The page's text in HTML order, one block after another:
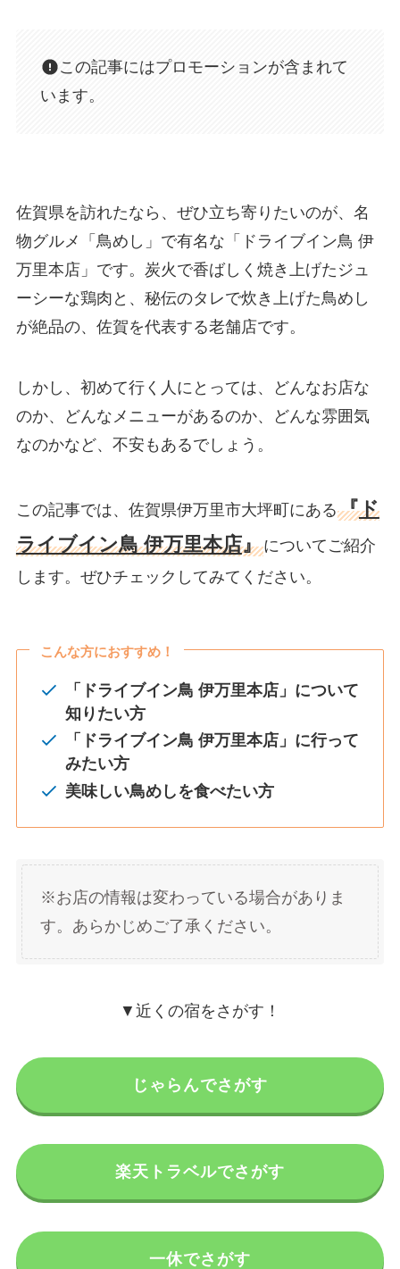
この記事にはプロモーションが含まれて
います。
佐賀県を訪れたなら、ぜひ立ち寄りたいのが、名
物グルメ「鳥めし」で有名な「ドライブイン鳥 伊
万里本店」です。炭火で香ばしく焼き上げたジュ
ーシーな鶏肉と、秘伝のタレで炊き上げた鳥めし
が絶品の、佐賀を代表する老舗店です。
しかし、初めて行く人にとっては、どんなお店な
のか、どんなメニューがあるのか、どんな雰囲気
なのかなど、不安もあるでしょう。
この記事では、佐賀県伊万里市大坪町にある『ド
ライブイン鳥 伊万里本店』についてご紹介
します。ぜひチェックしてみてください。
こんな方におすすめ！
「ドライブイン鳥 伊万里本店」について
知りたい方
「ドライブイン鳥 伊万里本店」に行って
みたい方
美味しい鳥めしを食べたい方
※お店の情報は変わっている場合がありま
す。あらかじめご了承ください。
▼近くの宿をさがす！
じゃらんでさがす
楽天トラベルでさがす
一休でさがす